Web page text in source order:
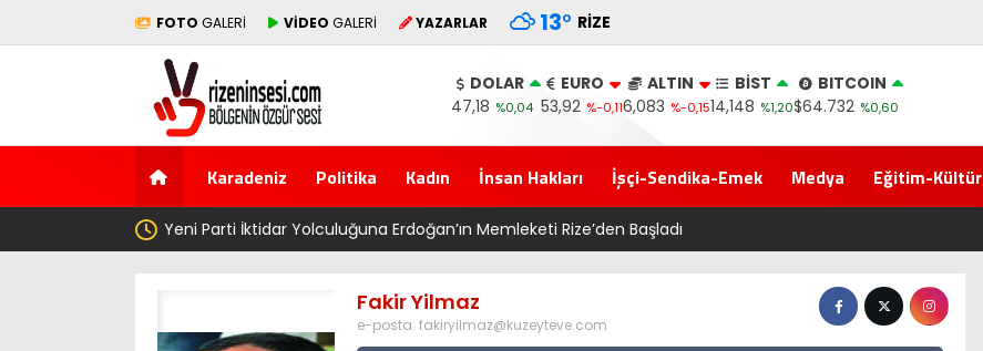
FOTO GALERİ VİDEO GALERİ YAZARLAR 13° RIZE
DOLAR
47,18 %0,04
EURO
53,92 %-0,11
ALTIN
6,083 %-0,15
BİST
14,148 %1,20
BITCOIN
$64.732 %0,60
Karadeniz Politika Kadın İnsan Hakları İşçi-Sendika-Emek Medya Eğitim-Kültür
Genel Af değil, kadın General..
Fakir Yilmaz
e-posta: fakiryilmaz@kuzeyteve.com